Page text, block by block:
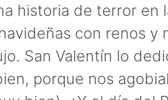
historia de terror
con renos
San Valentín lo
porque nos